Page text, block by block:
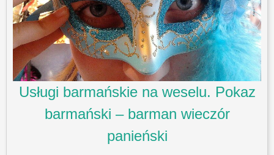
Usługi barmańskie na weselu. Pokaz
barmański – barman wieczór
panieński